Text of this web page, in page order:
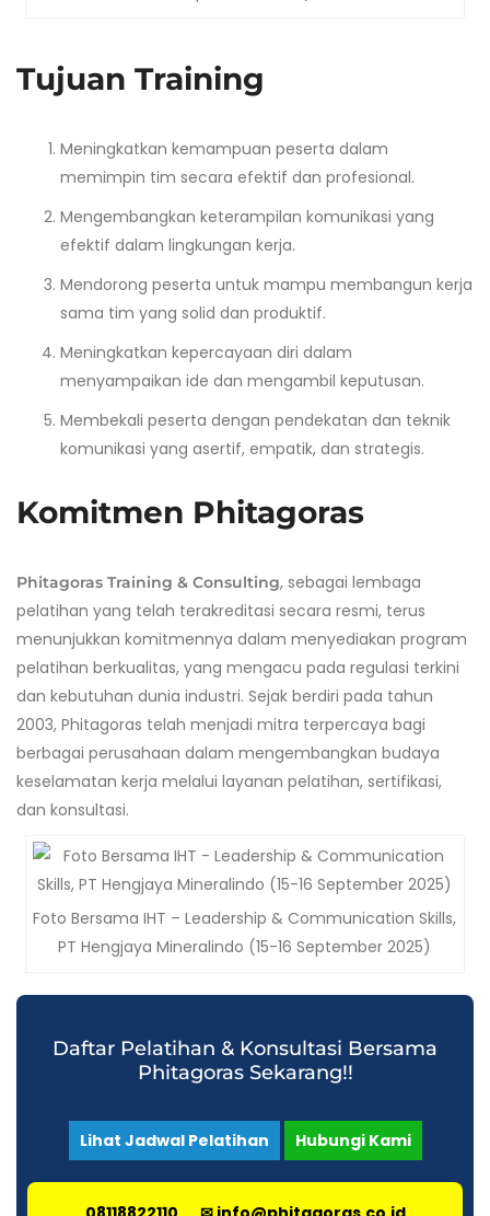
Tujuan Training
Meningkatkan kemampuan peserta dalam
memimpin tim secara efektif dan profesional.
Mengembangkan keterampilan komunikasi yang
efektif dalam lingkungan kerja.
Mendorong peserta untuk mampu membangun kerja
sama tim yang solid dan produktif.
Meningkatkan kepercayaan diri dalam
menyampaikan ide dan mengambil keputusan.
Membekali peserta dengan pendekatan dan teknik
komunikasi yang asertif, empatik, dan strategis.
Komitmen Phitagoras
Phitagoras Training & Consulting, sebagai lembaga
pelatihan yang telah terakreditasi secara resmi, terus
menunjukkan komitmennya dalam menyediakan program
pelatihan berkualitas, yang mengacu pada regulasi terkini
dan kebutuhan dunia industri. Sejak berdiri pada tahun
2003, Phitagoras telah menjadi mitra terpercaya bagi
berbagai perusahaan dalam mengembangkan budaya
keselamatan kerja melalui layanan pelatihan, sertifikasi,
dan konsultasi.
Foto Bersama IHT – Leadership & Communication Skills,
PT Hengjaya Mineralindo (15-16 September 2025)
Daftar Pelatihan & Konsultasi Bersama
Phitagoras Sekarang!!
Lihat Jadwal Pelatihan Hubungi Kami